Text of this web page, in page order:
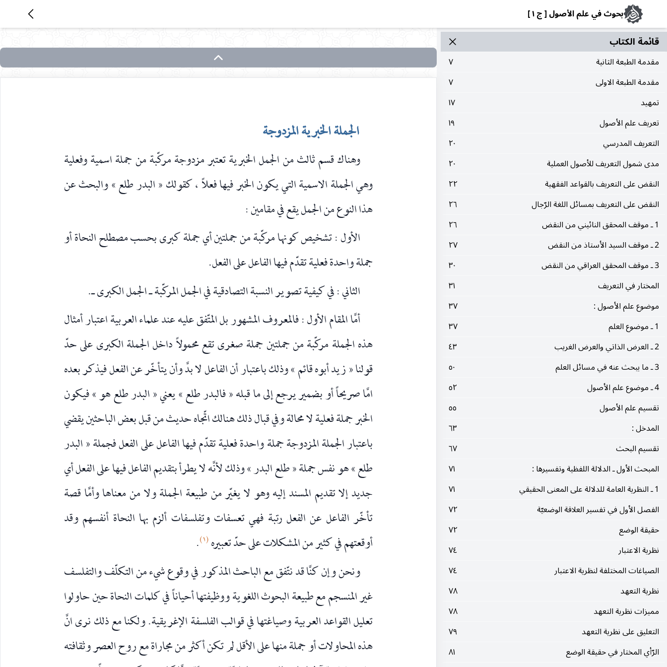
بحوث في علم الأصول [ ج ١ ]
قائمة الکتاب
مقدمة الطبعة الثانية
٧
مقدمة الطبعة الاولى
٧
تمهيد
١٧
تعريف علم الأصول
١٩
التعريف المدرسي
٢٠
مدى شمول التعريف للأصول العملية
٢٠
النقض على التعريف بالقواعد الفقهية
٢٢
النقض على التعريف بمسائل اللغة الرّجال
٢٦
1 ـ موقف المحقق النائيني من النقض
٢٦
2 ـ موقف السيد الأستاذ من النقض
٢٧
3 ـ موقف المحقق العراقي من النقض
٣٠
المختار في التعريف
٣١
موضوع علم الأصول :
٣٧
1 ـ موضوع العلم
٣٧
2 ـ العرض الذاتي والعرض الغريب
٤٣
3 ـ ما يبحث عنه في مسائل العلم
٥٠
4 ـ موضوع علم الأصول
٥٢
تقسيم علم الأصول
٥٥
المدخل :
٦٣
تقسيم البحث
٦٧
المبحث الأول ـ الدلالة اللفظية وتفسيرها :
٧١
1 ـ النظرية العامة للدلالة على المعنى الحقيقي
٧١
الفصل الأول في تفسير العلاقة الوضعيّة
٧٢
حقيقة الوضع
٧٢
نظرية الاعتبار
٧٤
الصياغات المختلفة لنظرية الاعتبار
٧٤
نظرية التعهد
٧٨
مميزات نظرية التعهد
٧٨
التعليق على نظرية التعهد
٧٩
الرّأي المختار في حقيقة الوضع
٨١
البحث
البحث
في
الجملة الخبرية المزدوجة
وهناك قسم ثالث من الجمل الخبرية تعتبر مزدوجة مركّبة من جملة اسمية وفعلية
وهي الجملة الاسمية التي يكون الخبر فيها فعلاً ، كقولك « البدر طلع » والبحث عن
هذا النوع من الجمل يقع في مقامين :
الأول : تشخيص كونها مركّبة من جملتين أي جملة كبرى بحسب مصطلح النحاة أو
جملة واحدة فعلية تقدّم فيها الفاعل على الفعل.
الثاني : في كيفية تصوير النسبة التصادقية في الجمل المركّبة ـ الجمل الكبرى ـ.
أمَّا المقام الأول : فالمعروف المشهور بل المتّفق عليه عند علماء العربية اعتبار أمثال
هذه الجملة مركّبة من جملتين جملة صغرى تقع محمولاً داخل الجملة الكبرى على حدّ
قولنا « زيد أبوه قائم » وذلك باعتبار أن الفاعل لا بدَّ وأن يتأخّر عن الفعل فيذكر بعده
امَّا صريحاً أو بضمير يرجع إلى ما قبله « فالبدر طلع » يعني « البدر طلع هو » فيكون
الخبر جملة فعلية لا محالة وفي قبال ذلك هنالك اتّجاه حديث من قبل بعض الباحثين يقضي
باعتبار الجملة المزدوجة جملة واحدة فعلية تقدّم فيها الفاعل على الفعل فجملة « البدر
طلع » هو نفس جملة « طلع البدر » وذلك لأنَّه لا يطرأ بتقديم الفاعل فيها على الفعل أي
جديد إلا تقديم المسند إليه وهو لا يغيّر من طبيعة الجملة ولا من معناها وأمَّا قصة
تأخّر الفاعل عن الفعل رتبة فهي تعسفات وتفلسفات ألزم بها النحاة أنفسهم وقد
أوقعتهم في كثير من المشكلات على حدّ تعبيره(١) .
ونحن وإن كنَّا قد نتّفق مع الباحث المذكور في وقوع شيء من التكلّف والتفلسف
غير المنسجم مع طبيعة البحوث اللغوية ووظيفتها أحياناً في كلمات النحاة حين حاولوا
تعليل القواعد العربية وصياغتها في قوالب الفلسفة الإغريقية. ولكنا مع ذلك نرى انَّ
هذه المحاولات أو جملة منها على الأقل لم تكن أكثر من مجاراة مع روح العصر وثقافته